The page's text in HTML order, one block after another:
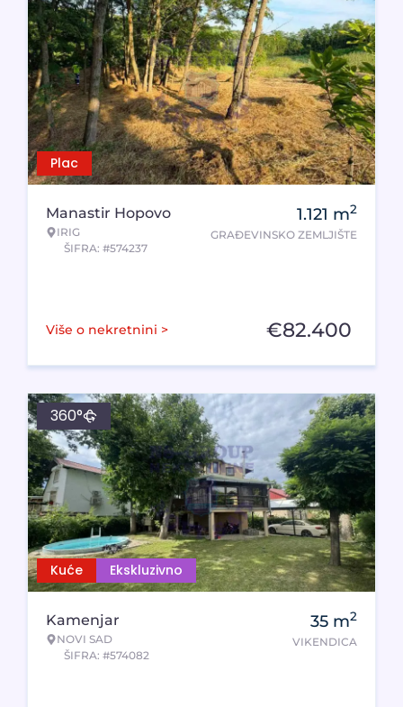
Plac
Manastir Hopovo
IRIG
ŠIFRA: #574237
1.121 m2
GRAĐEVINSKO ZEMLJIŠTE
Više o nekretnini > €82.400
Kuće Ekskluzivno
360°
Kamenjar
NOVI SAD
ŠIFRA: #574082
35 m2
VIKENDICA